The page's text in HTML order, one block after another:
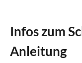
Infos zum
Anleitung